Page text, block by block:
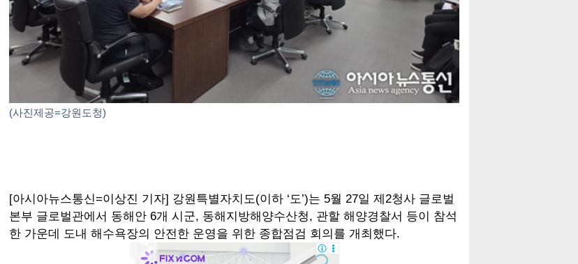
(사진제공=강원도청)
[아시아뉴스통신=이상진 기자] 강원특별자치도(이하 ‘도’)는 5월 27일 제2청사 글로벌
본부 글로벌관에서 동해안 6개 시군, 동해지방해양수산청, 관할 해양경찰서 등이 참석
한 가운데 도내 해수욕장의 안전한 운영을 위한 종합점검 회의를 개최했다.